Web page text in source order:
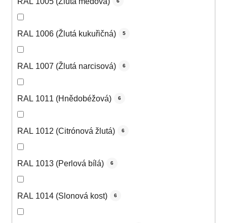
RAL 1006 (Žlutá kukuřičná) 5
RAL 1007 (Žlutá narcisová) 6
RAL 1011 (Hnědobéžová) 6
RAL 1012 (Citrónová žlutá) 6
RAL 1013 (Perlová bílá) 6
RAL 1014 (Slonová kost) 6